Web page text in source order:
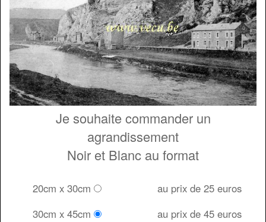
Je souhaite commander un
agrandissement
Noir et Blanc au format
20cm x 30cm
au prix de 25 euros
30cm x 45cm
au prix de 45 euros